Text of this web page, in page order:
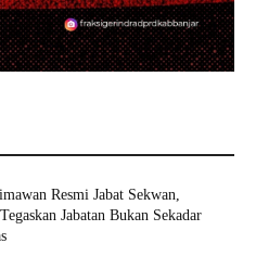
Resmi Jabat Sekwan,
Jabatan Bukan Sekadar